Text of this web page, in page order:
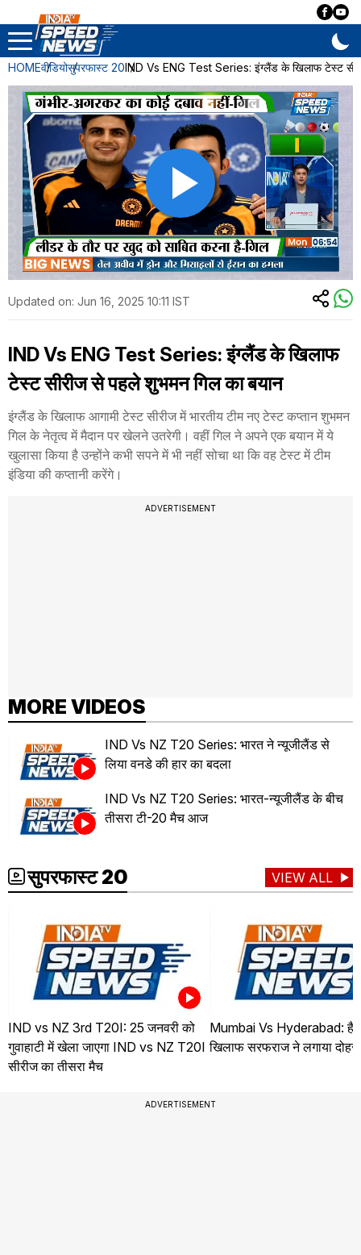
HOMEवीडियोसुपरफास्ट 20IND Vs ENG Test Series: इंग्लैंड के खिलाफ टेस्ट
Updated on: Jun 16, 2025 10:11 IST
IND Vs ENG Test Series: इंग्लैंड के खिलाफ
टेस्ट सीरीज से पहले शुभमन गिल का बयान
इंग्लैंड के खिलाफ आगामी टेस्ट सीरीज में भारतीय टीम नए टेस्ट कप्तान शुभमन
गिल के नेतृत्व में मैदान पर खेलने उतरेगी। वहीं गिल ने अपने एक बयान में ये
खुलासा किया है उन्होंने कभी सपने में भी नहीं सोचा था कि वह टेस्ट में टीम
इंडिया की कप्तानी करेंगे।
ADVERTISEMENT
MORE VIDEOS
IND Vs NZ T20 Series: भारत ने न्यूजीलैंड से
लिया वनडे की हार का बदला
IND Vs NZ T20 Series: भारत-न्यूजीलैंड के बीच
तीसरा टी-20 मैच आज
सुपरफास्ट 20 VIEW ALL
IND vs NZ 3rd T20I: 25 जनवरी को
गुवाहाटी में खेला जाएगा IND vs NZ T20I
सीरीज का तीसरा मैच
Mumbai Vs Hyderabad:
खिलाफ सरफराज ने लगाया
ADVERTISEMENT